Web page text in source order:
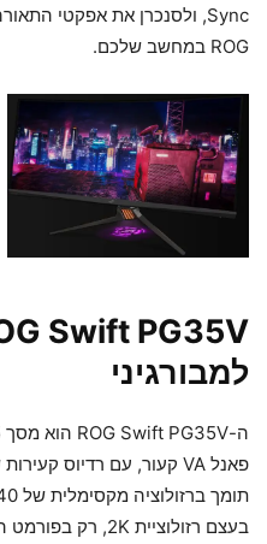
ROG במחשב שלכם.
למבורגיני